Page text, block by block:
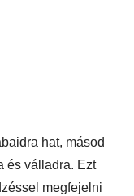
hat, másod
és válladra. Ezt
megfejelni